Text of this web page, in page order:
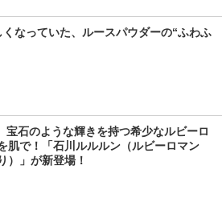
くなっていた、ルースパウダーの“ふわふ
宝石のような輝きを持つ希少なルビーロ
肌で！「石川ルルルン（ルビーロマン
）」が新登場！